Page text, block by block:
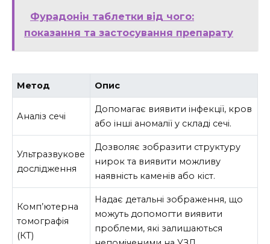
Фурадонін таблетки від чого:
показання та застосування препарату
Метод Опис
Аналіз сечі
Допомагає виявити інфекції, кров
або інші аномалії у складі сечі.
Ультразвукове
дослідження
Дозволяє зобразити структуру
нирок та виявити можливу
наявність каменів або кіст.
Комп’ютерна
томографія
(КТ)
Надає детальні зображення, що
можуть допомогти виявити
проблеми, які залишаються